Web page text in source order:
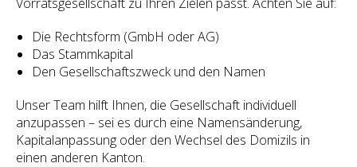
Die Rechtsform (GmbH oder AG)
Das Stammkapital
Den Gesellschaftszweck und den Namen
Unser Team hilft Ihnen, die Gesellschaft individuell
anzupassen – sei es durch eine Namensänderung,
Kapitalanpassung oder den Wechsel des Domizils in
einen anderen Kanton.